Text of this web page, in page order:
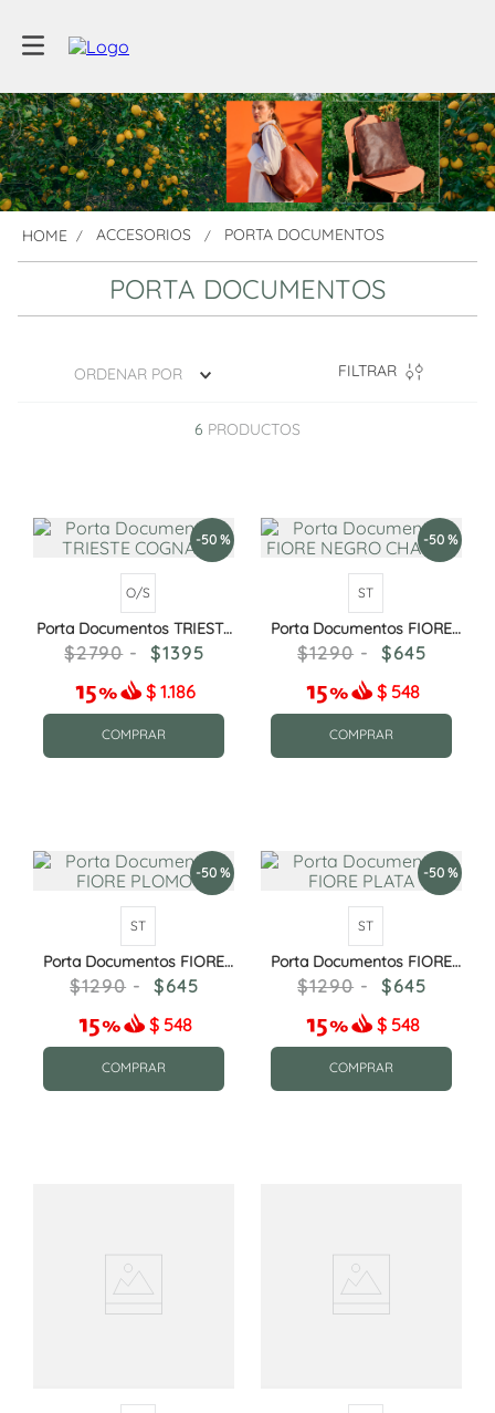
ACCESORIOS PORTA DOCUMENTOS
PORTA DOCUMENTOS
ORDENAR POR FILTRAR
6 PRODUCTOS
-50 %
O/S
Porta Documentos TRIESTE
COGNAC
2790
1395
$ 1.186
COMPRAR
-50 %
ST
Porta Documentos FIORE
NEGRO CHAROL
1290
645
$ 548
COMPRAR
-50 %
ST
Porta Documentos FIORE
PLOMO
1290
645
$ 548
COMPRAR
-50 %
ST
Porta Documentos FIORE
PLATA
1290
645
$ 548
COMPRAR